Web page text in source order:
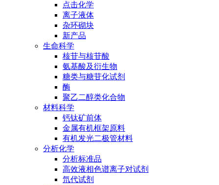
点击化学
离子液体
杂环砌块
新产品
生命科学
核苷与核苷酸
氨基酸及衍生物
糖类与糖苷化试剂
酶
聚乙二醇类化合物
材料科学
钙钛矿前体
金属有机框架原料
有机发光二极管材料
分析化学
分析标准品
高效液相色谱离子对试剂
氘代试剂